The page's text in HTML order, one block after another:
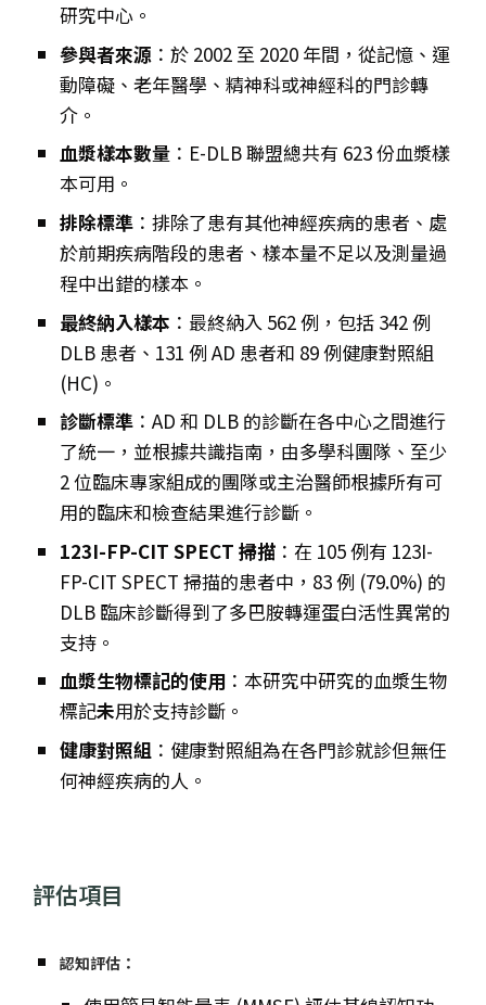
研究中心。
參與者來源 ：於 2002 至 2020 年間，從記憶、運
動障礙、老年醫學、精神科或神經科的門診轉
介。
血漿樣本數量 ：E-DLB 聯盟總共有 623 份血漿樣
本可用。
排除標準 ：排除了患有其他神經疾病的患者、處
於前期疾病階段的患者、樣本量不足以及測量過
程中出錯的樣本。
最終納入樣本 ：最終納入 562 例，包括 342 例
DLB 患者、131 例 AD 患者和 89 例健康對照組
(HC)。
診斷標準 ：AD 和 DLB 的診斷在各中心之間進行
了統一，並根據共識指南，由多學科團隊、至少
2 位臨床專家組成的團隊或主治醫師根據所有可
用的臨床和檢查結果進行診斷。
123I-FP-CIT SPECT 掃描 ：在 105 例有 123I-
FP-CIT SPECT 掃描的患者中，83 例 (79.0%) 的
DLB 臨床診斷得到了多巴胺轉運蛋白活性異常的
支持。
血漿生物標記的使用 ：本研究中研究的血漿生物
標記未用於支持診斷。
健康對照組 ：健康對照組為在各門診就診但無任
何神經疾病的人。
評估項目
認知評估 ：